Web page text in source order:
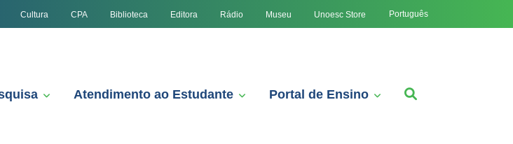
Cultura CPA Biblioteca Editora Rádio Museu Unoesc Store Português
Atendimento ao Estudante Portal de Ensino